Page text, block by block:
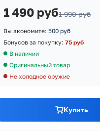
1 490 руб1 990 руб
Вы экономите: 500 руб
Бонусов за покупку: 75 руб
В наличии
Оригинальный товар
Не холодное оружие
Купить